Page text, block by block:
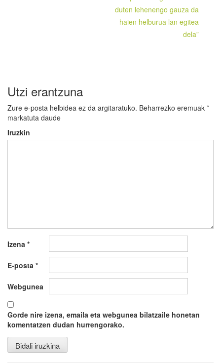
duten lehenengo gauza da
haien helburua lan egitea
dela”
Utzi erantzuna
Zure e-posta helbidea ez da argitaratuko. Beharrezko eremuak *
markatuta daude
Iruzkin
Izena *
E-posta *
Webgunea
Gorde nire izena, emaila eta webgunea bilatzaile honetan
komentatzen dudan hurrengorako.